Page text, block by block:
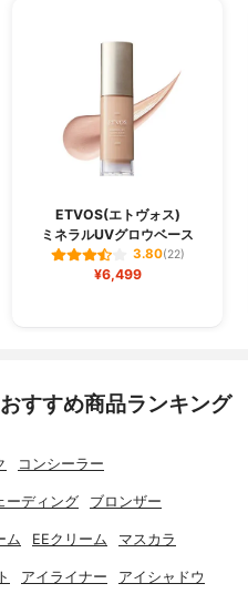
ETVOS(エトヴォス)
ミネラルUVグロウベース
3.80(22)
¥6,499
すすめ商品ランキング
コンシーラー
ーディング ブロンザー
ム EEクリーム マスカラ
アイライナー アイシャドウ